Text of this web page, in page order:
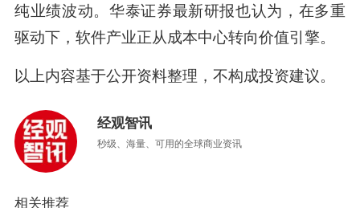
纯业绩波动。华泰证券最新研报也认为，在多重
驱动下，软件产业正从成本中心转向价值引擎。
以上内容基于公开资料整理，不构成投资建议。
经观智讯
秒级、海量、可用的全球商业资讯
相关推荐